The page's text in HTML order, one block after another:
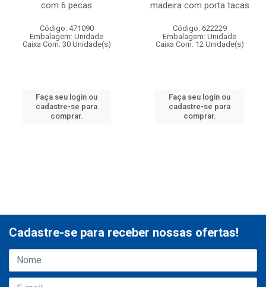
com 6 pecas
Código: 471090
Embalagem: Unidade
Caixa Com: 30 Unidade(s)
Faça seu login ou
cadastre-se para
comprar.
madeira com porta tacas
Código: 622229
Embalagem: Unidade
Caixa Com: 12 Unidade(s)
Faça seu login ou
cadastre-se para
comprar.
Cadastre-se para receber nossas ofertas!